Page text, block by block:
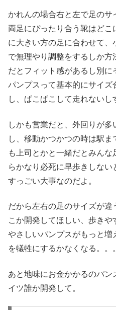
かれんの場合右と左で足のサ
両足にぴったり合う靴はど
に大きい方の足に合わせて
で無理やり調整をするしか
だとフィット感があるし別に
パンプスって基本的にサイ
し、ぱこぱこして走れないし
しかも営業だと、外回りが
し、移動かつかつの時は駅
も上司とかと一緒だとみん
らかなり必死に早歩きしな
すっごい大事なのだよ。
だから左右の足のサイズが
こか開発してほしい、歩き
やさしいパンプスがもっと
を犠牲にするかなくなる。。。
あと地味にお金かかるのパ
イツ誰か開発して。